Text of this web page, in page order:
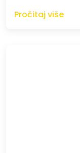
Pročitaj više